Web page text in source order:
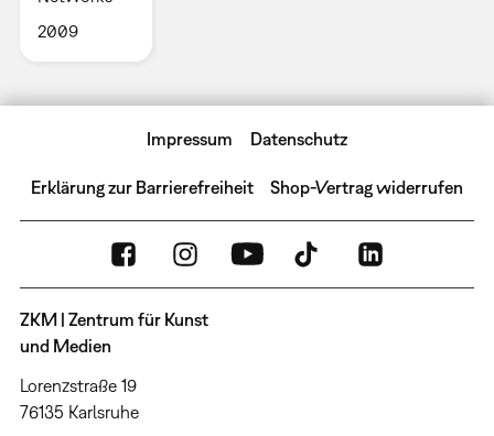
2009
Impressum Datenschutz
Erklärung zur Barrierefreiheit Shop-Vertrag widerrufen
ZKM | Zentrum für Kunst
und Medien
Lorenzstraße 19
76135 Karlsruhe